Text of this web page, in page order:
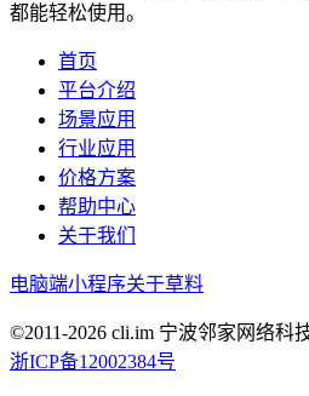
都能轻松使用。
首页
平台介绍
场景应用
行业应用
价格方案
帮助中心
关于我们
电脑端小程序关于草料
©2011-2026 cli.im 宁波邻家网络科
浙ICP备12002384号